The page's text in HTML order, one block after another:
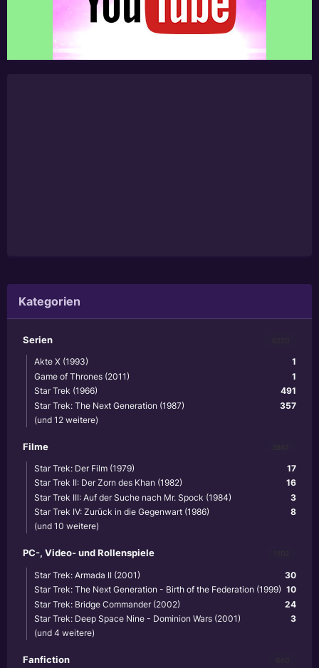
Kategorien
Serien
1
Akte X (1993)
1
Game of Thrones (2011)
491
Star Trek (1966)
357
Star Trek: The Next Generation (1987)
(und 12 weitere)
Filme
17
Star Trek: Der Film (1979)
16
Star Trek II: Der Zorn des Khan (1982)
3
Star Trek III: Auf der Suche nach Mr. Spock (1984)
8
Star Trek IV: Zurück in die Gegenwart (1986)
(und 10 weitere)
PC-, Video- und Rollenspiele
30
Star Trek: Armada II (2001)
10
Star Trek: The Next Generation - Birth of the Federation (1999)
24
Star Trek: Bridge Commander (2002)
3
Star Trek: Deep Space Nine - Dominion Wars (2001)
(und 4 weitere)
Fanfiction